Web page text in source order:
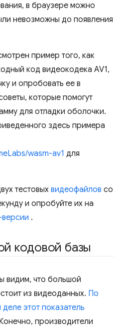
в браузере можно
невозможны до появления
пример того, как
код видеокодека AV1,
и опробовать ее в
которые помогут
для отладки оболочки.
здесь примера
wasm-av1 для
тестовых видеофайлов со
и опробуйте их на
.
кодовой базы
видим, что большой
из видеоданных. По
этот показатель
производители